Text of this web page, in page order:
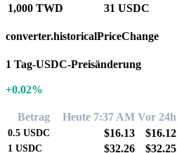
1,000 TWD
31 USDC
converter.historicalPriceChange
1 Tag-USDC-Preisänderung
+0.02%
Betrag Heute 7:37 AM Vor 24h
0.5 USDC $16.13 $16.12
1 USDC $32.26 $32.25